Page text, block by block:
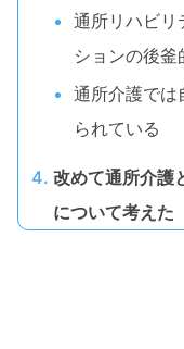
通所リハビリ
ションの後釜
通所介護では
られている
改めて通所介護
について考えた